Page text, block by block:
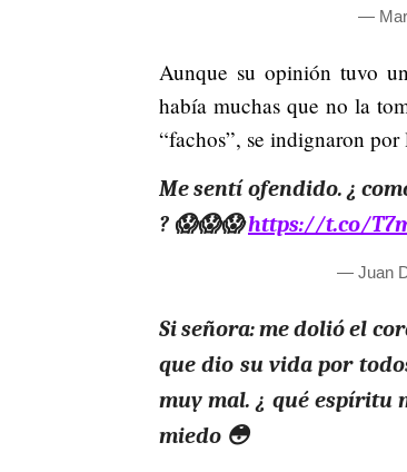
—
Aunque su opinión tuvo
había muchas que no la
“fachos”, se indignaron
Me sentí ofendido. ¿
? 😱😱😱https://t.co/
— Juan
Si señora: me dolió el
que dio su vida por
muy mal. ¿ qué espíritu
miedo 😳